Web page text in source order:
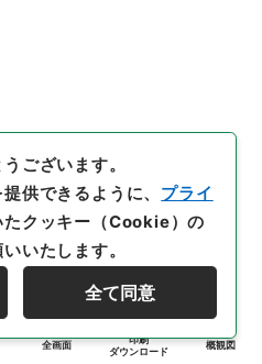
全画面
印刷
ダウンロード
概観図
ございます。
供できるように、 プライ
たクッキー（Cookie）の
いたします。
全て同意